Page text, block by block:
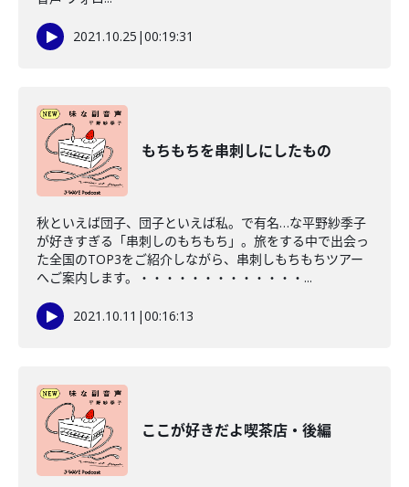
2021.10.25 |00:19:31
もちもちを串刺しにしたもの
秋といえば団子、団子といえば私。で有名…な平野紗季子
が好きすぎる「串刺しのもちもち」。旅をする中で出会っ
た全国のTOP3をご紹介しながら、串刺しもちもちツアー
へご案内します。・・・・・・・・・・・・・...
2021.10.11 |00:16:13
ここが好きだよ喫茶店・後編